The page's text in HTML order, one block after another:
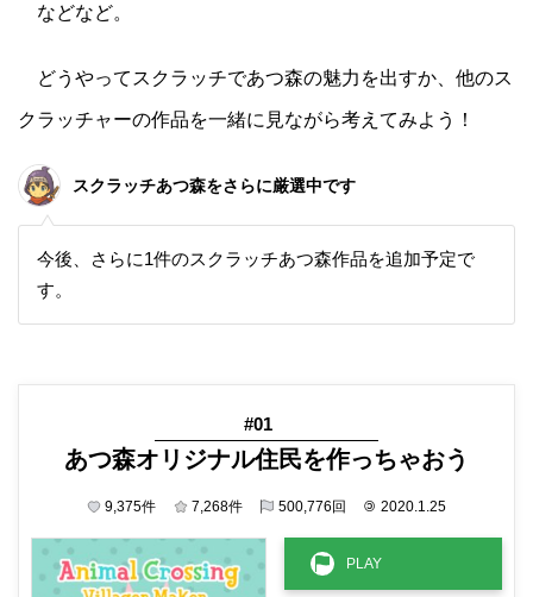
などなど。
どうやってスクラッチであつ森の魅力を出すか、他のス
クラッチャーの作品を一緒に見ながら考えてみよう！
スクラッチあつ森をさらに厳選中です
今後、さらに1件のスクラッチあつ森作品を追加予定で
す。
#01
あつ森オリジナル住民を作っちゃおう
9,375件 7,268件 500,776 回 © 2020.1.25